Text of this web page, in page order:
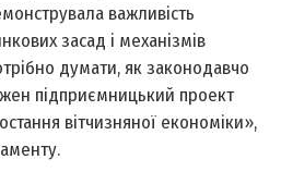
важливість
засад і механізмів
думати, як законодавчо
підприємницький проект
вітчизняної економіки»,